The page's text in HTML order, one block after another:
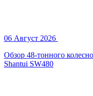
06 Август 2026
Обзор 48-тонного
Shantui SW480